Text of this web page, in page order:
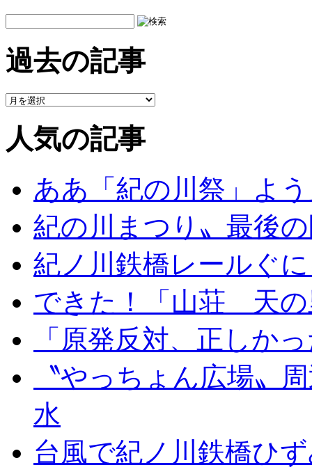
過去の記事
人気の記事
ああ「紀の川祭」よ
紀の川まつり〟最後
紀ノ川鉄橋レールぐ
できた！「山荘 天の
「原発反対、正しか
〝やっちょん広場〟
水
台風で紀ノ川鉄橋ひ